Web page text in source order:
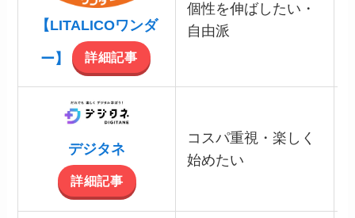
【LITALICOワンダ
ー】 詳細記事
個性を伸ばしたい・
自由派
デジタネ
詳細記事
コスパ重視・楽しく
始めたい